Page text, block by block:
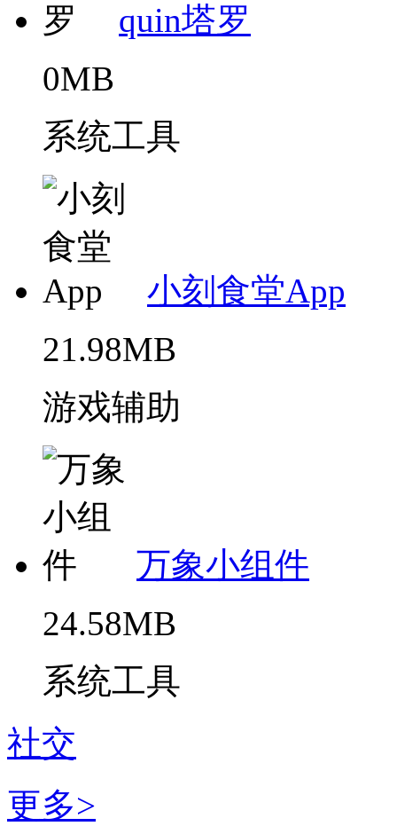
quin塔罗
0MB
系统工具
小刻食堂App
21.98MB
游戏辅助
万象小组件
24.58MB
系统工具
社交
更多>